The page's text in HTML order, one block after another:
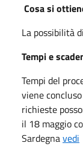
Cosa si
La possibilità
Tempi e
Tempi del
viene
richieste
il 18 maggio
Sardegnavedi